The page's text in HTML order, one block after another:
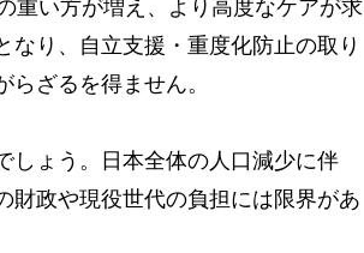
り、自立支援・重度化防止の取り
ざるを得ません。
しょう。日本全体の人口減少に伴
財政や現役世代の負担には限界があ